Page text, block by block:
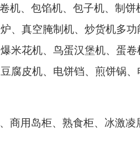
机、包馅机、包子机、制饼
、真空腌制机、炒货机多功
米花机、鸟蛋汉堡机、蛋卷
腐皮机、电饼铛、煎饼锅、
商用岛柜、熟食柜、冰激凌